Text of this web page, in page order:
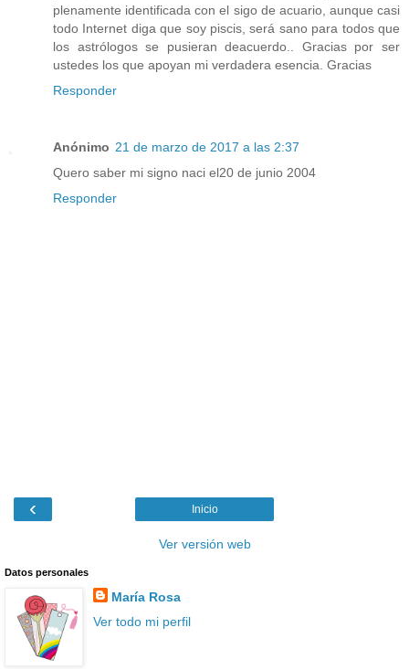
plenamente identificada con el sigo de acuario, aunque casi
todo Internet diga que soy piscis, será sano para todos que
los astrólogos se pusieran deacuerdo.. Gracias por ser
ustedes los que apoyan mi verdadera esencia. Gracias
Responder
Anónimo 21 de marzo de 2017 a las 2:37
Quero saber mi signo naci el20 de junio 2004
Responder
‹ Inicio
Ver versión web
Datos personales
María Rosa
Ver todo mi perfil